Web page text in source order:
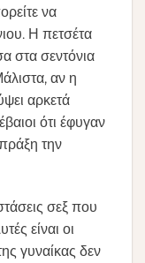
να
Η πετσέτα
στα σεντόνια
αν η
αρκετά
ότι έφυγαν
την
σεξ που
είναι οι
γυναίκας δεν